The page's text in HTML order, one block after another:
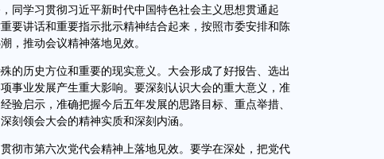
同学习贯彻习近平新时代中国特色社会主义思想贯通起
要讲话和重要指示批示精神结合起来，按照市委安排和陈
，推动会议精神落地见效。
历史方位和重要的现实意义。大会形成了好报告、选出
事业发展产生重大影响。要深刻认识大会的重大意义，准
验启示，准确把握今后五年发展的思路目标、重点举措、
刻领会大会的精神实质和深刻内涵。
市第六次党代会精神上落地见效。要学在深处，把党代